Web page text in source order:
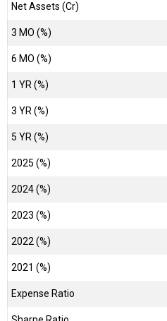
Net Assets (Cr)
3 MO (%)
6 MO (%)
1 YR (%)
3 YR (%)
5 YR (%)
2025 (%)
2024 (%)
2023 (%)
2022 (%)
2021 (%)
Expense Ratio